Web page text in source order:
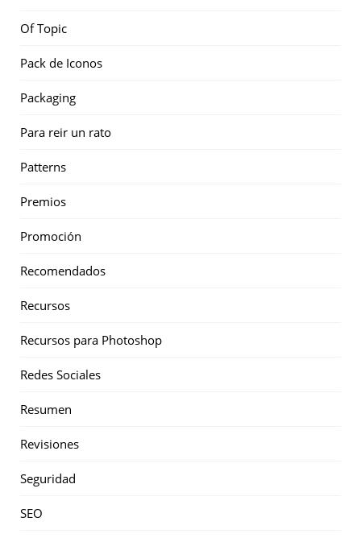
Of Topic
Pack de Iconos
Packaging
Para reir un rato
Patterns
Premios
Promoción
Recomendados
Recursos
Recursos para Photoshop
Redes Sociales
Resumen
Revisiones
Seguridad
SEO